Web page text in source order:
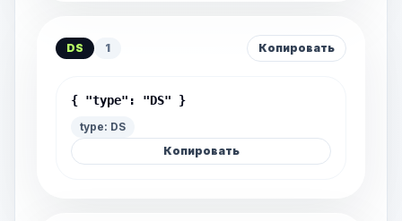
DS 1 Копировать
{ "type": "DS" }
type: DS
Копировать